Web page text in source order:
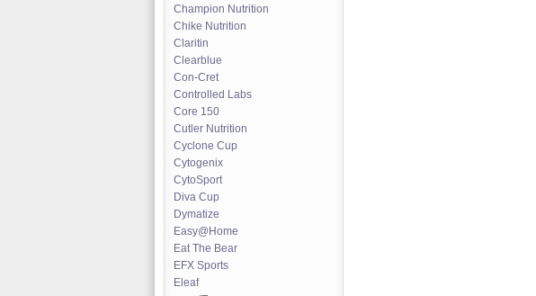
Champion Nutrition
Chike Nutrition
Claritin
Clearblue
Con-Cret
Controlled Labs
Core 150
Cutler Nutrition
Cyclone Cup
Cytogenix
CytoSport
Diva Cup
Dymatize
Easy@Home
Eat The Bear
EFX Sports
Eleaf